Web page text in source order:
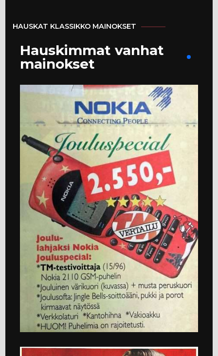
HAUSKAT KLASSIKKO MAINOKSET
Hauskimmat vanhat
mainokset